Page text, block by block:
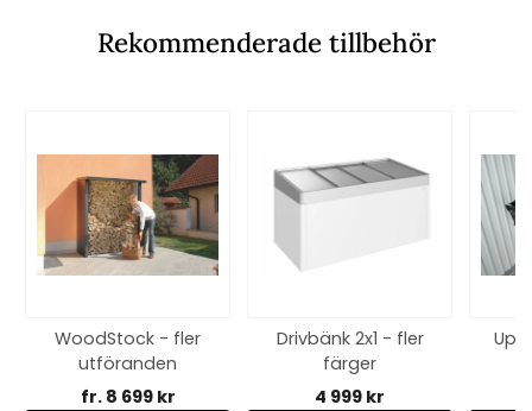
Rekommenderade tillbehör
WoodStock - fler
utföranden
fr. 8 699 kr
Drivbänk 2x1 - fler
färger
4 999 kr